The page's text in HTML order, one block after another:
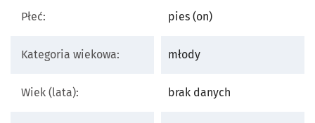
Płeć: pies (on)
Kategoria wiekowa: młody
Wiek (lata): brak danych